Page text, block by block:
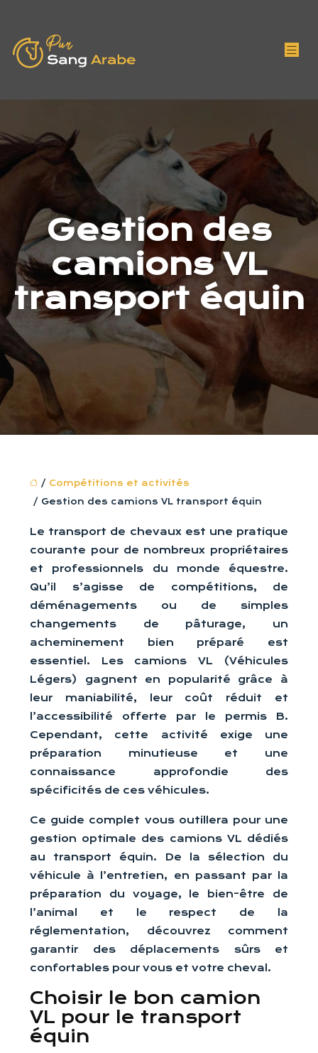
Gestion des
camions VL
transport équin
/ Compétitions et activités
/ Gestion des camions VL transport équin
Le transport de chevaux est une pratique
courante pour de nombreux propriétaires
et professionnels du monde équestre.
Qu’il s’agisse de compétitions, de
déménagements ou de simples
changements de pâturage, un
acheminement bien préparé est
essentiel. Les camions VL (Véhicules
Légers) gagnent en popularité grâce à
leur maniabilité, leur coût réduit et
l’accessibilité offerte par le permis B.
Cependant, cette activité exige une
préparation minutieuse et une
connaissance approfondie des
spécificités de ces véhicules.
Ce guide complet vous outillera pour une
gestion optimale des camions VL dédiés
au transport équin. De la sélection du
véhicule à l’entretien, en passant par la
préparation du voyage, le bien-être de
l’animal et le respect de la
réglementation, découvrez comment
garantir des déplacements sûrs et
confortables pour vous et votre cheval.
Choisir le bon camion
VL pour le transport
équin